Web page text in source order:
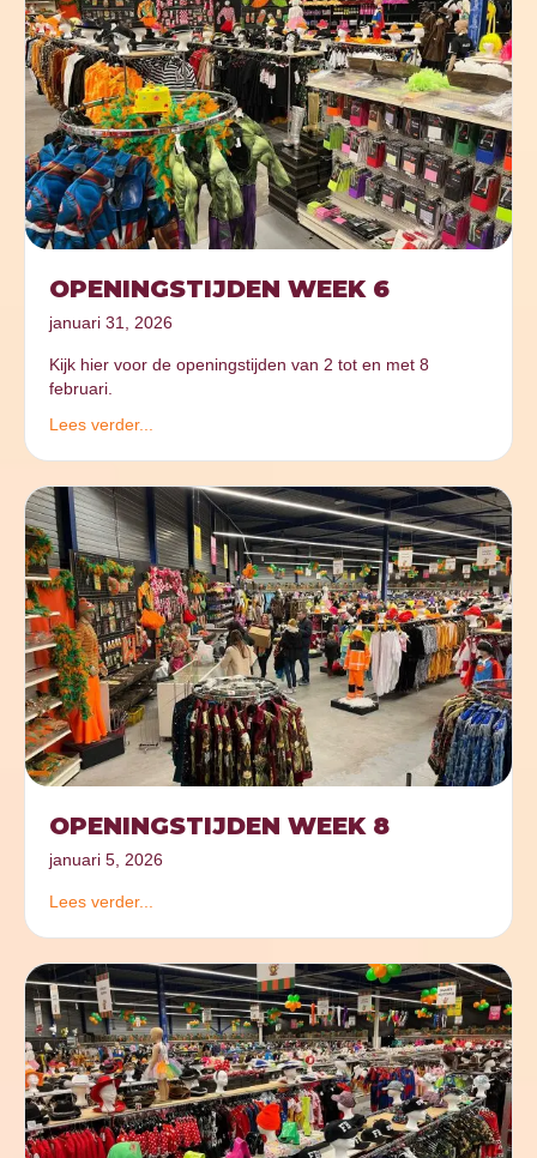
OPENINGSTIJDEN WEEK 6
januari 31, 2026
Kijk hier voor de openingstijden van 2 tot en met 8
februari.
Lees verder...
OPENINGSTIJDEN WEEK 8
januari 5, 2026
Lees verder...